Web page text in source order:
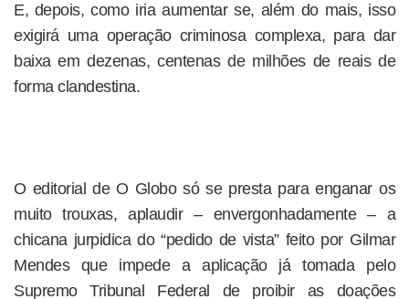
E, depois, como iria aumentar se, além do mais, isso
exigirá uma operação criminosa complexa, para dar
baixa em dezenas, centenas de milhões de reais de
forma clandestina.
O editorial de O Globo só se presta para enganar os
muito trouxas, aplaudir – envergonhadamente – a
chicana jurpidica do “pedido de vista” feito por Gilmar
Mendes que impede a aplicação já tomada pelo
Supremo Tribunal Federal de proibir as doações